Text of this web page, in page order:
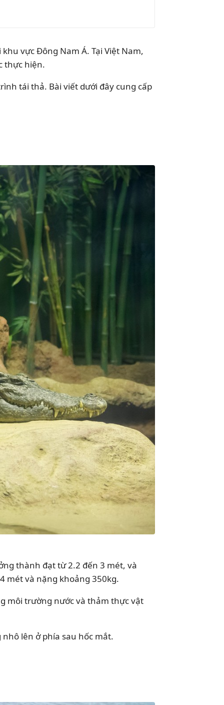
vực Đông Nam Á. Tại Việt Nam,
thực hiện.
tái thả. Bài viết dưới đây cung cấp
thành đạt từ 2.2 đến 3 mét, và
mét và nặng khoảng 350kg.
môi trường nước và thảm thực vật
lên ở phía sau hốc mắt.